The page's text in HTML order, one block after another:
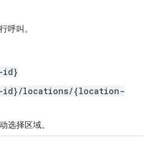
呼叫。
id}
locations/{location-
选择区域。